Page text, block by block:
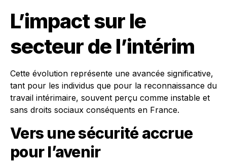
L’impact sur le
secteur de l’intérim
Cette évolution représente une avancée significative,
tant pour les individus que pour la reconnaissance du
travail intérimaire, souvent perçu comme instable et
sans droits sociaux conséquents en France.
Vers une sécurité accrue
pour l’avenir